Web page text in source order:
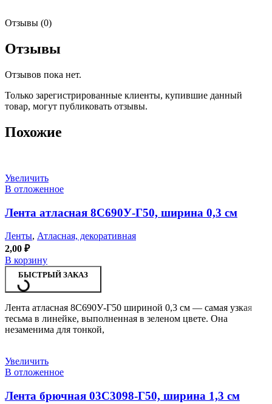
Отзывы (0)
Отзывы
Отзывов пока нет.
Только зарегистрированные клиенты, купившие данный
товар, могут публиковать отзывы.
Похожие
Увеличить
В отложенное
Лента атласная 8С690У-Г50, ширина 0,3 см
Ленты, Атласная, декоративная
2,00 ₽
В корзину
БЫСТРЫЙ ЗАКАЗ
Лента атласная 8С690У-Г50 шириной 0,3 см — самая узкая
тесьма в линейке, выполненная в зеленом цвете. Она
незаменима для тонкой,
Увеличить
В отложенное
Лента брючная 03С3098-Г50, ширина 1,3 см